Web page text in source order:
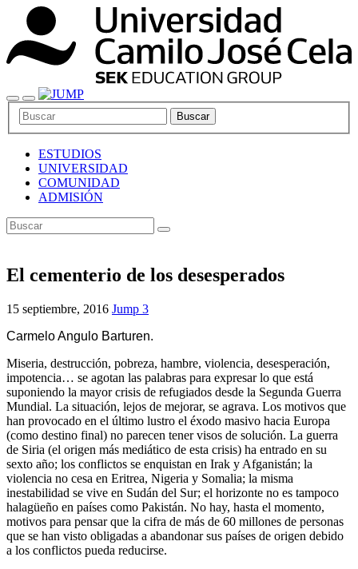
Buscar
ESTUDIOS
UNIVERSIDAD
COMUNIDAD
ADMISIÓN
El cementerio de los desesperados
15 septiembre, 2016 Jump 3
Carmelo Angulo Barturen.
Miseria, destrucción, pobreza, hambre, violencia, desesperación,
impotencia… se agotan las palabras para expresar lo que está
suponiendo la mayor crisis de refugiados desde la Segunda Guerra
Mundial. La situación, lejos de mejorar, se agrava. Los motivos que
han provocado en el último lustro el éxodo masivo hacia Europa
(como destino final) no parecen tener visos de solución. La guerra
de Siria (el origen más mediático de esta crisis) ha entrado en su
sexto año; los conflictos se enquistan en Irak y Afganistán; la
violencia no cesa en Eritrea, Nigeria y Somalia; la misma
inestabilidad se vive en Sudán del Sur; el horizonte no es tampoco
halagüeño en países como Pakistán. No hay, hasta el momento,
motivos para pensar que la cifra de más de 60 millones de personas
que se han visto obligadas a abandonar sus países de origen debido
a los conflictos pueda reducirse.